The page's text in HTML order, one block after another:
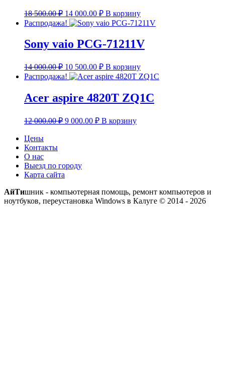
18 500.00₽ Первоначальная
цена
составляла
18
500.00 ₽.
14 000.00 ₽Текущая
цена:
14
000.00 ₽.
В корзину
Распродажа!
Sony vaio PCG-71211V
14 000.00₽ Первоначальная
цена
составляла
14
000.00 ₽.
10 500.00 ₽Текущая
цена:
10
500.00 ₽.
В корзину
Распродажа!
Acer aspire 4820T ZQ1C
12 000.00₽ Первоначальная
9 000.00 ₽Текущая
цена:
В корзину
Цены
Контакты
О нас
Выезд по городу
Карта сайта
АйТишник - компьютерная помощь, ремонт компьютеров и
ноутбуков, переустановка Windows в Калуге © 2014 - 2026